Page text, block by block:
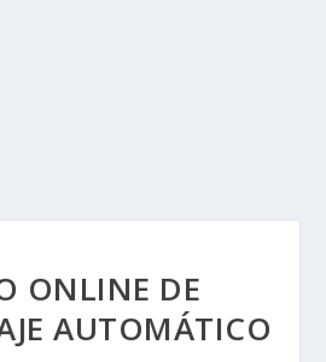
ONLINE DE
AUTOMÁTICO